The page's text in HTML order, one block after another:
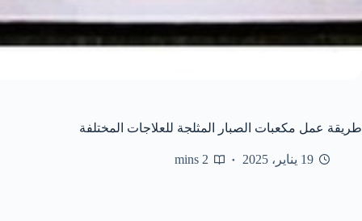
طريقة عمل مكعبات الصبار المثلجة للعلاجات المختلفة
19 يناير، 2025 2 mins